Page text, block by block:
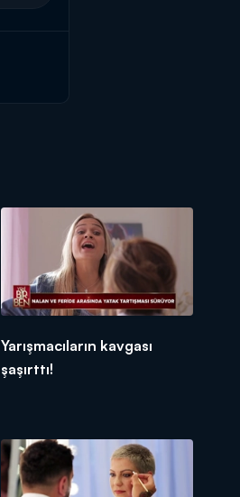
Yarışmacıların kavgası
şaşırttı!